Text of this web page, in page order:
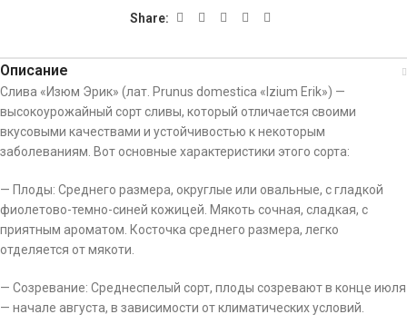
Share:
Описание
Слива «Изюм Эрик» (лат. Prunus domestica «Izium Erik») —
высокоурожайный сорт сливы, который отличается своими
вкусовыми качествами и устойчивостью к некоторым
заболеваниям. Вот основные характеристики этого сорта:
— Плоды: Среднего размера, округлые или овальные, с гладкой
фиолетово-темно-синей кожицей. Мякоть сочная, сладкая, с
приятным ароматом. Косточка среднего размера, легко
отделяется от мякоти.
— Созревание: Среднеспелый сорт, плоды созревают в конце июля
— начале августа, в зависимости от климатических условий.